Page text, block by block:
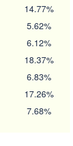
14.77%
5.62%
6.12%
18.37%
6.83%
17.26%
7.68%